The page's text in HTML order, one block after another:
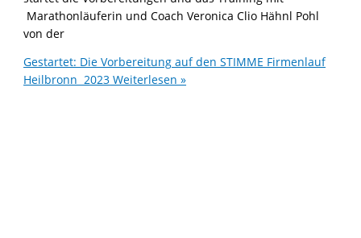
Marathonläuferin und Coach Veronica Clio Hähnl Pohl
von der
Gestartet: Die Vorbereitung auf den STIMME Firmenlauf
Heilbronn 2023 Weiterlesen »